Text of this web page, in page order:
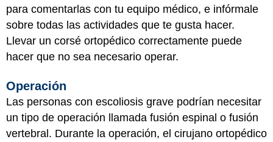
para comentarlas con tu equipo médico, e infórmale
sobre todas las actividades que te gusta hacer.
Llevar un corsé ortopédico correctamente puede
hacer que no sea necesario operar.
Operación
Las personas con escoliosis grave podrían necesitar
un tipo de operación llamada fusión espinal o fusión
vertebral. Durante la operación, el cirujano ortopédico